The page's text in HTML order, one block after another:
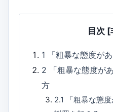
目次 [
1
「粗暴な態度が
2
「粗暴な態度が
方
2.1
「粗暴な態